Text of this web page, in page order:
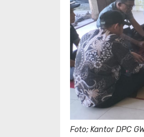
Foto; Kantor DPC